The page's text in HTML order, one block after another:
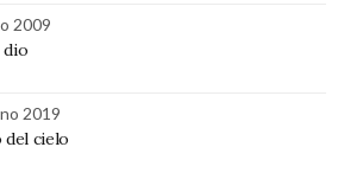
2009
dio
2019
cielo